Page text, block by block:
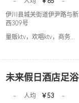
伊川县城关街道伊尹路与
西309号
量贩ktv，欢唱ktv，商务...
未来假日酒店足
- 人均 ￥53
-